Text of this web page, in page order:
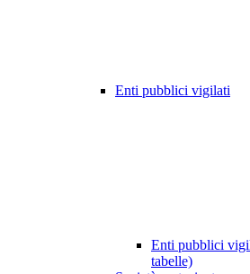
Enti pubblici vigilati
Enti pubblici
tabelle)